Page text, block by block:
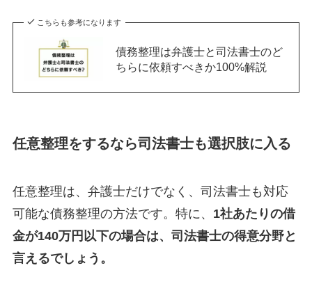
こちらも参考になります
債務整理は弁護士と司法書士のど
ちらに依頼すべきか100%解説
任意整理をするなら司法書士も選択肢に入る
任意整理は、弁護士だけでなく、司法書士も対応
可能な債務整理の方法です。特に、 1社あたりの借
金が140万円以下の場合は、司法書士の得意分野と
言えるでしょう。